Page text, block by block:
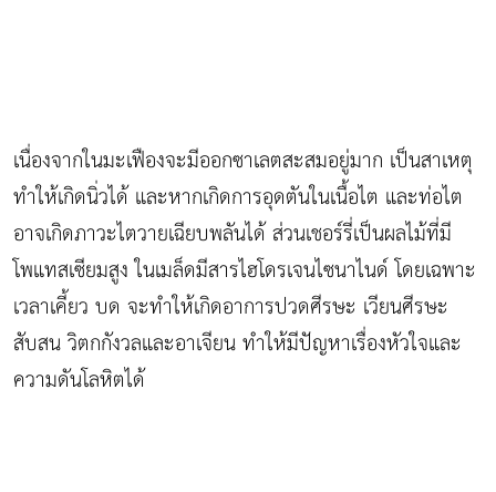
เนื่องจากในมะเฟืองจะมีออกซาเลตสะสมอยู่มาก เป็นสาเหตุ
ทำให้เกิดนิ่วได้ และหากเกิดการอุดตันในเนื้อไต และท่อไต
อาจเกิดภาวะไตวายเฉียบพลันได้ ส่วนเชอร์รี่เป็นผลไม้ที่มี
โพแทสเซียมสูง ในเมล็ดมีสารไฮโดรเจนไซนาไนด์ โดยเฉพาะ
เวลาเคี้ยว บด จะทำให้เกิดอาการปวดศีรษะ เวียนศีรษะ
สับสน วิตกกังวลและอาเจียน ทำให้มีปัญหาเรื่องหัวใจและ
ความดันโลหิตได้